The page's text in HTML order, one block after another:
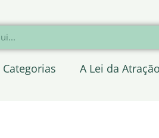
Categorias A Lei da